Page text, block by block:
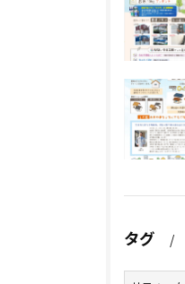
タグ